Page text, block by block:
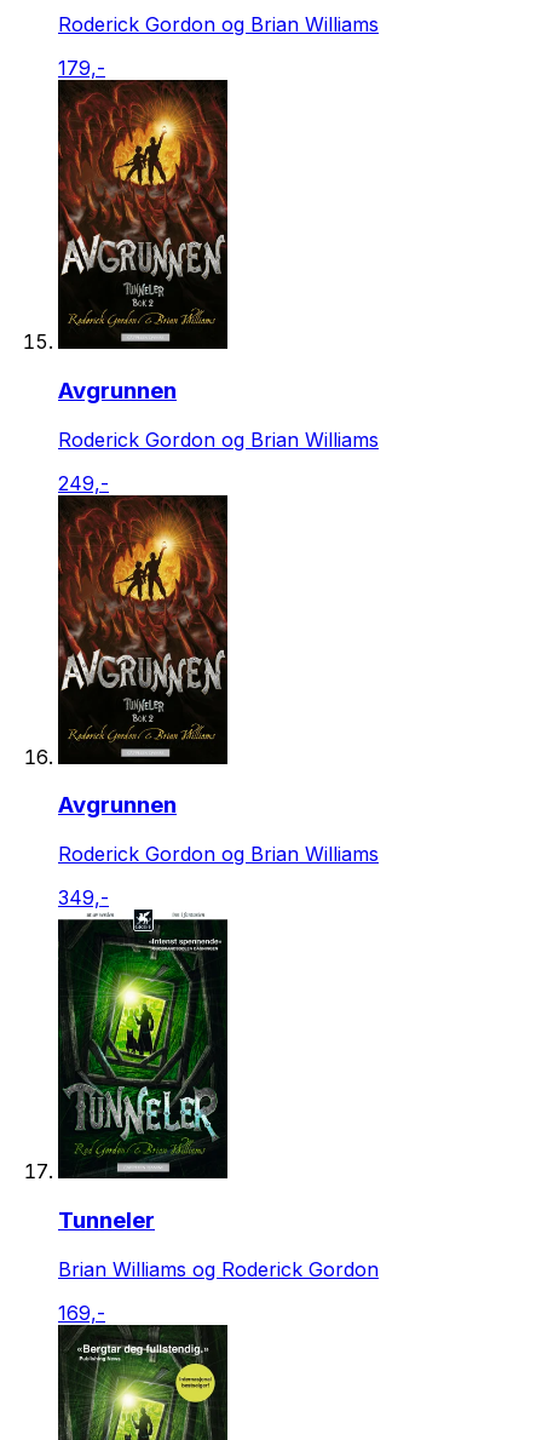
Roderick Gordon og Brian Williams
179,-
Avgrunnen
Roderick Gordon og Brian Williams
249,-
Avgrunnen
Roderick Gordon og Brian Williams
349,-
Tunneler
Brian Williams og Roderick Gordon
169,-